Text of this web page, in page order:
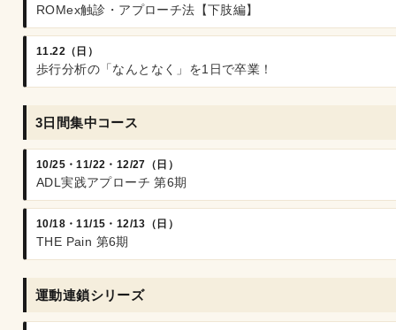
ROMex触診・アプローチ法【下肢編】
11.22（日）
歩行分析の「なんとなく」を1日で卒業！
3日間集中コース
10/25・11/22・12/27（日）
ADL実践アプローチ 第6期
10/18・11/15・12/13（日）
THE Pain 第6期
運動連鎖シリーズ